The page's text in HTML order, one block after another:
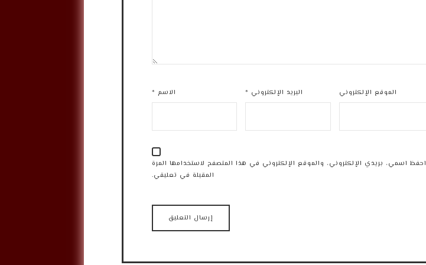
الاسم * البريد الإلكتروني * الموقع الإلكتروني
احفظ اسمي، بريدي الإلكتروني، والموقع الإلكتروني في هذا المتصفح لاستخدامها المرة
المقبلة في تعليقي.